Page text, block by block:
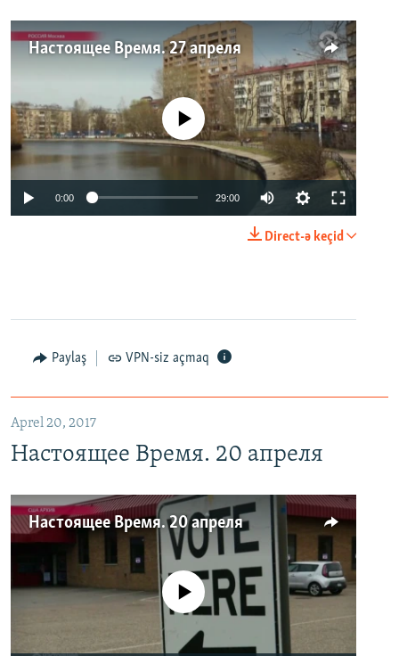
Настоящее Время. 27 апреля
No media source currently available
0:00 29:00
Direct-ə keçid
Paylaş VPN-siz açmaq
Aprel 20, 2017
Настоящее Время. 20 апреля
Настоящее Время. 20 апреля
No media source currently available